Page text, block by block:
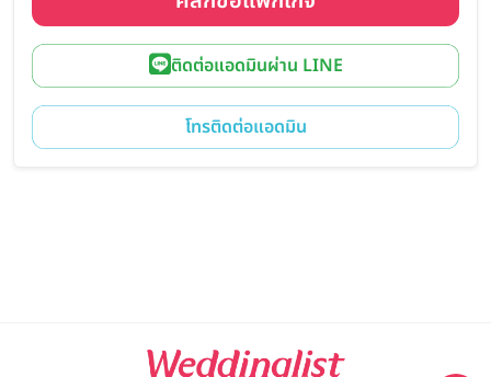
ติดต่อแอดมินผ่าน LINE
โทรติดต่อแอดมิน